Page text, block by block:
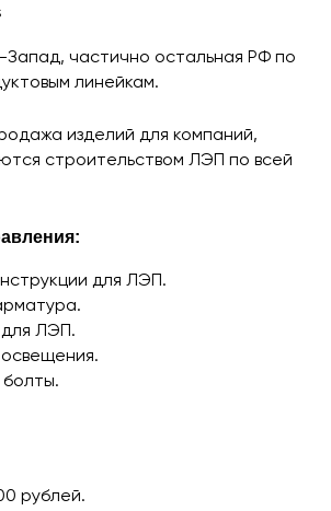
частично остальная РФ по
линейкам.
изделий для компаний,
строительством ЛЭП по всей
для ЛЭП.
ЛЭП.
рублей.